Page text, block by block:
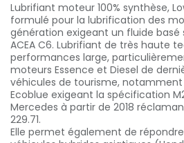
Lubrifiant moteur 100% synthèse,
formulé pour la lubrification des
génération exigeant un fluide basé
ACEA C6. Lubrifiant de très haute
performances large,
moteurs Essence et Diesel de
véhicules de tourisme, notamment
Ecoblue exigeant la spécification
Mercedes à partir de 2018
229.71.
Elle permet également de